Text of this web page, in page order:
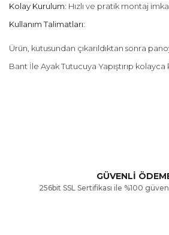
Kolay Kurulum: Hızlı ve pratik montaj
Kullanım Talimatları:
Ürün, kutusundan çıkarıldıktan sonra
Bant İle Ayak Tutucuya Yapıştırıp
Ürün resmi kalitesiz, bozuk veya
GÜVENLİ
256bit SSL Sertifikası ile %100